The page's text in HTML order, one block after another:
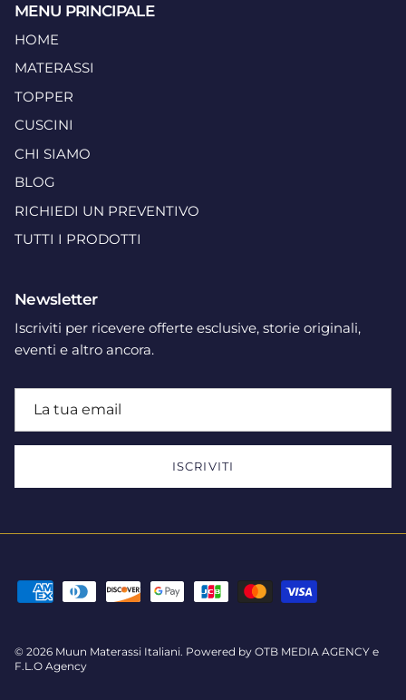
MENU PRINCIPALE
HOME
MATERASSI
TOPPER
CUSCINI
CHI SIAMO
BLOG
RICHIEDI UN PREVENTIVO
TUTTI I PRODOTTI
Newsletter
Iscriviti per ricevere offerte esclusive, storie originali,
eventi e altro ancora.
ISCRIVITI
© 2026 Muun Materassi Italiani. Powered by OTB MEDIA AGENCY e
F.L.O Agency